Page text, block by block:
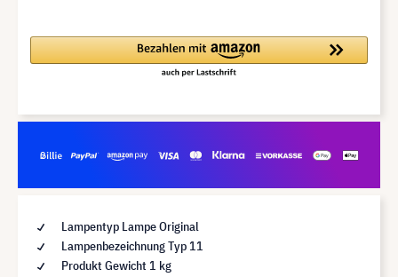
Lampentyp Lampe Original
Lampenbezeichnung Typ 11
Produkt Gewicht 1 kg